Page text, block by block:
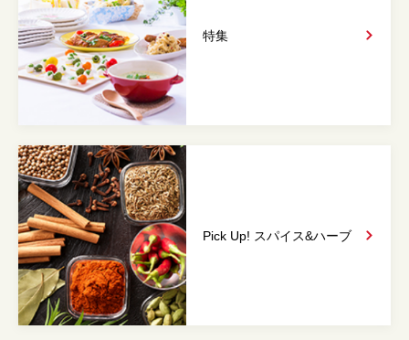
特集
Pick Up! スパイス&ハーブ